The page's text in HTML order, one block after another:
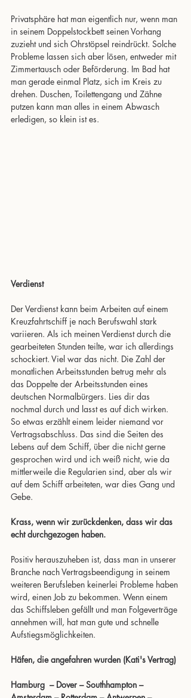
Privatsphäre hat man eigentlich nur, wenn man
in seinem Doppelstockbett seinen Vorhang
zuzieht und sich Ohrstöpsel reindrückt. Solche
Probleme lassen sich aber lösen, entweder mit
Zimmertausch oder Beförderung. Im Bad hat
man gerade einmal Platz, sich im Kreis zu
drehen. Duschen, Toilettengang und Zähne
putzen kann man alles in einem Abwasch
erledigen, so klein ist es.
Verdienst
Der Verdienst kann beim Arbeiten auf einem
Kreuzfahrtschiff je nach Berufswahl stark
variieren. Als ich meinen Verdienst durch die
gearbeiteten Stunden teilte, war ich allerdings
schockiert. Viel war das nicht. Die Zahl der
monatlichen Arbeitsstunden betrug mehr als
das Doppelte der Arbeitsstunden eines
deutschen Normalbürgers. Lies dir das
nochmal durch und lasst es auf dich wirken.
So etwas erzählt einem leider niemand vor
Vertragsabschluss. Das sind die Seiten des
Lebens auf dem Schiff, über die nicht gerne
gesprochen wird und ich weiß nicht, wie da
mittlerweile die Regularien sind, aber als wir
auf dem Schiff arbeiteten, war dies Gang und
Gebe.
Krass, wenn wir zurückdenken, dass wir das
echt durchgezogen haben.
Positiv herauszuheben ist, dass man in unserer
Branche nach Vertragsbeendigung in seinem
weiteren Berufsleben keinerlei Probleme haben
wird, einen Job zu bekommen. Wenn einem
das Schiffsleben gefällt und man Folgeverträge
annehmen will, hat man gute und schnelle
Aufstiegsmöglichkeiten.
Häfen, die angefahren wurden (Kati's Vertrag)
Hamburg  – Dover – Southhampton –